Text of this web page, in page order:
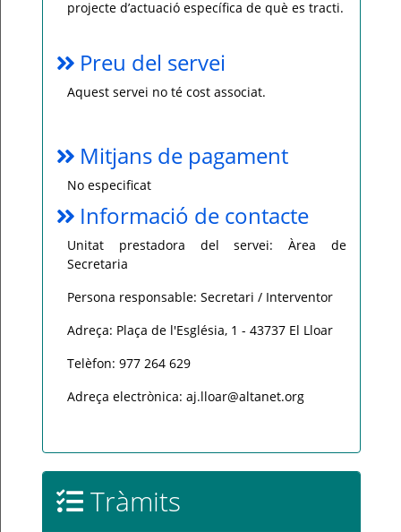
projecte d’actuació específica de què es tracti.
Preu del servei
Aquest servei no té cost associat.
Mitjans de pagament
No especificat
Informació de contacte
Unitat prestadora del servei: Àrea de
Secretaria
Persona responsable: Secretari / Interventor
Adreça: Plaça de l'Església, 1 - 43737 El Lloar
Telèfon: 977 264 629
Adreça electrònica: aj.lloar@altanet.org
Tràmits